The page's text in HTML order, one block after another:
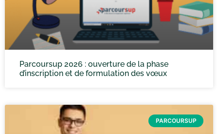
Parcoursup 2026 : ouverture de la phase
d’inscription et de formulation des vœux
PARCOURSUP